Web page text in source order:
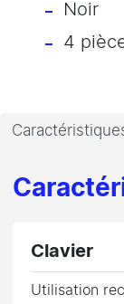
Noir
4
Clavier
Utilisation